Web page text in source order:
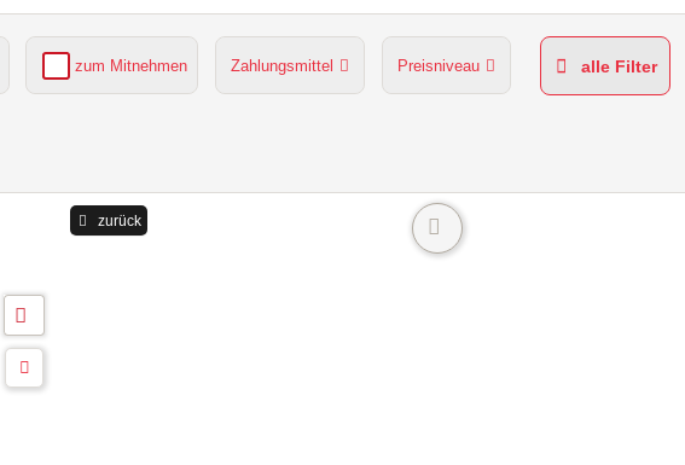
zum Mitnehmen Zahlungsmittel Preisniveau alle Filter
zurück